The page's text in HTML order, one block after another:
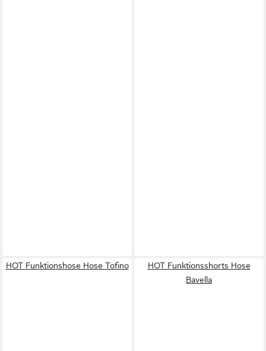
HOT Funktionshose Hose Tofino
HOT Funktionsshorts Hose
Bavella